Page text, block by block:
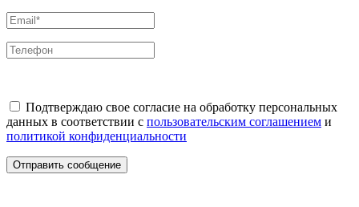
Подтверждаю свое согласие на обработку персональных
данных в соответствии с пользовательским соглашением и
политикой конфиденциальности
Отправить сообщение